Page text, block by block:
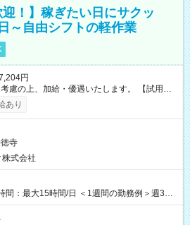
迎！】稼ぎたい日にサクッ
～自由シフトの軽作業
円
上、加給・優遇いたします。 【試用期
あり
寺
式会社
間：最大15時間/日 ＜1週間の勤務例＞週3回
み：火・木・土・日 好きな時にお仕事